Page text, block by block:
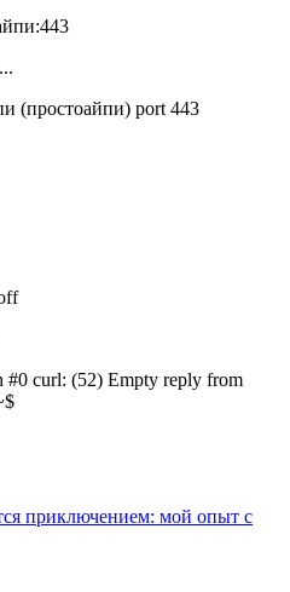
(простоайпи) port 443
#0 curl: (52) Empty reply from
приключением: мой опыт с